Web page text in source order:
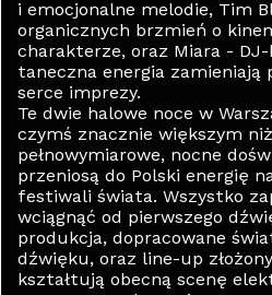
i emocjonalne melodie, Tim
organicznych brzmień o
charakterze, oraz Miara -
taneczna energia
serce imprezy.
Te dwie halowe noce w
czymś znacznie większym
pełnowymiarowe, nocne
przeniosą do Polski energię
festiwali świata. Wszystko
wciągnąć od pierwszego
produkcja, dopracowane
dźwięku, oraz line-up
kształtują obecną scenę